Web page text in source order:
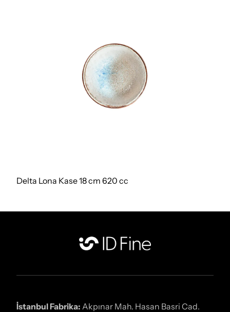
Delta Lona Kase 18 cm 620 cc
İstanbul Fabrika: Akpınar Mah. Hasan Basri Cad.